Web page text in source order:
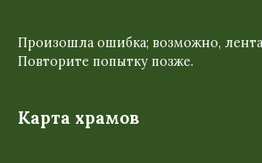
Произошла ошибка; возможно,
Повторите попытку позже.
Карта храмов